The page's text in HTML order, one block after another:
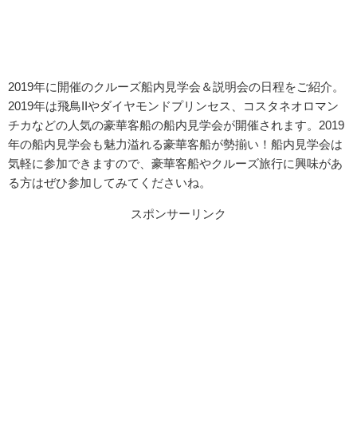
2019年に開催のクルーズ船内見学会＆説明会の日程をご紹介。
2019年は飛鳥IIやダイヤモンドプリンセス、コスタネオロマン
チカなどの人気の豪華客船の船内見学会が開催されます。 2019
年の船内見学会も魅力溢れる豪華客船が勢揃い！ 船内見学会は
気軽に参加できますので、豪華客船やクルーズ旅行に興味があ
る方はぜひ参加してみてくださいね。
スポンサーリンク